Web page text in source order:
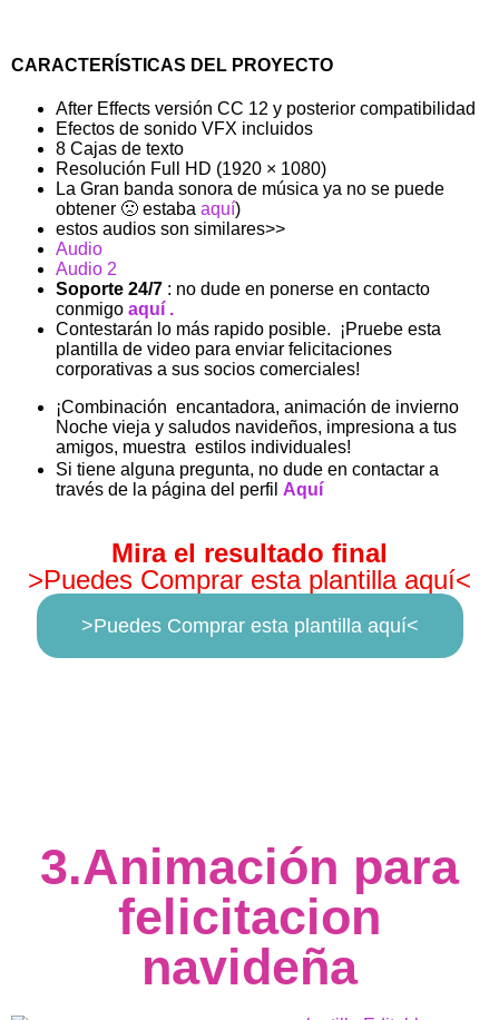
CARACTERÍSTICAS DEL PROYECTO
After Effects versión CC 12 y posterior compatibilidad
Efectos de sonido VFX incluidos
8 Cajas de texto
Resolución Full HD (1920 × 1080)
La Gran banda sonora de música ya no se puede
obtener 🙁 estaba aquí)
estos audios son similares>>
Audio
Audio 2
Soporte 24/7 : no dude en ponerse en contacto
conmigo aquí .
Contestarán lo más rapido posible. ¡Pruebe esta
plantilla de video para enviar felicitaciones
corporativas a sus socios comerciales!
¡Combinación encantadora, animación de invierno
Noche vieja y saludos navideños, impresiona a tus
amigos, muestra estilos individuales!
Si tiene alguna pregunta, no dude en contactar a
través de la página del perfil Aquí
Mira el resultado final
>Puedes Comprar esta plantilla aquí<
>Puedes Comprar esta plantilla aquí<
3.Animación para
felicitacion
navideña